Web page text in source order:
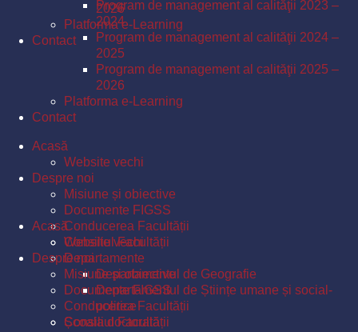
2026
Platforma e-Learning
Contact
Program de management al calităţii 2023 –
2024
Program de management al calităţii 2024 –
2025
Program de management al calităţii 2025 –
2026
Platforma e-Learning
Contact
Acasă
Website vechi
Despre noi
Misiune și obiective
Documente FIGSS
Conducerea Facultății
Consiliul Facultății
Departamente
Departamentul de Geografie
Departamentul de Științe umane și social-
politice
Școala doctorală
Acasă
Website vechi
Despre noi
Misiune și obiective
Documente FIGSS
Conducerea Facultății
Consiliul Facultății